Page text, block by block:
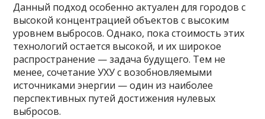
Данный подход особенно актуален для городов с
высокой концентрацией объектов с высоким
уровнем выбросов. Однако, пока стоимость этих
технологий остается высокой, и их широкое
распространение — задача будущего. Тем не
менее, сочетание УХУ с возобновляемыми
источниками энергии — один из наиболее
перспективных путей достижения нулевых
выбросов.